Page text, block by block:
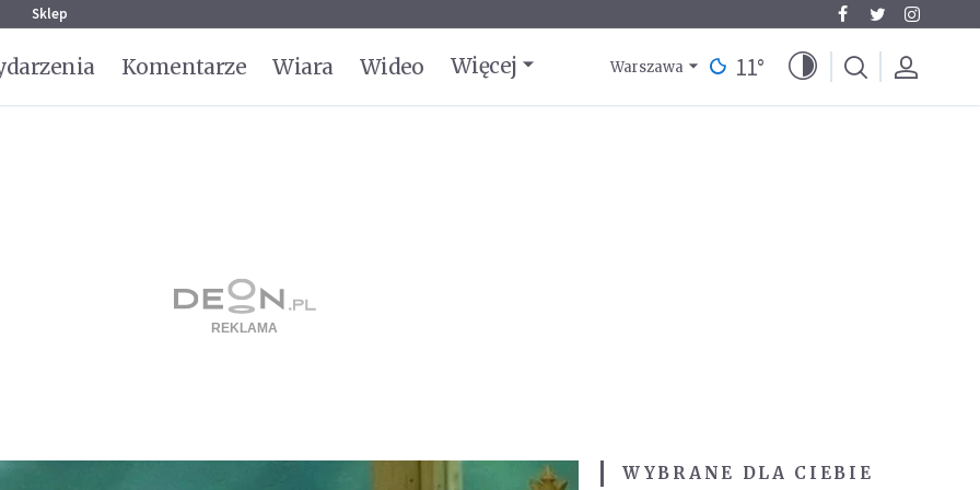
Sklep
Komentarze Wiara Wideo Więcej Warszawa 11°
WYBRANE DLA CIEBIE